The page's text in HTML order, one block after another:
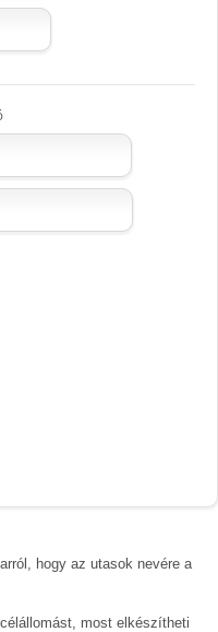
hogy az utasok nevére a
most elkészítheti